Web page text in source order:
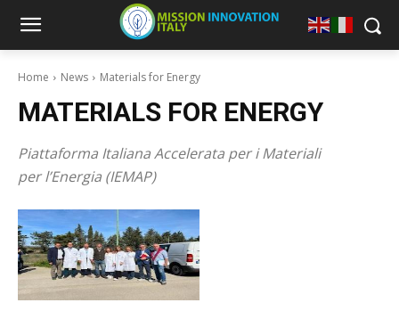
Home News Materials for Energy
MATERIALS FOR ENERGY
Piattaforma Italiana Accelerata per i Materiali
per l’Energia (IEMAP)